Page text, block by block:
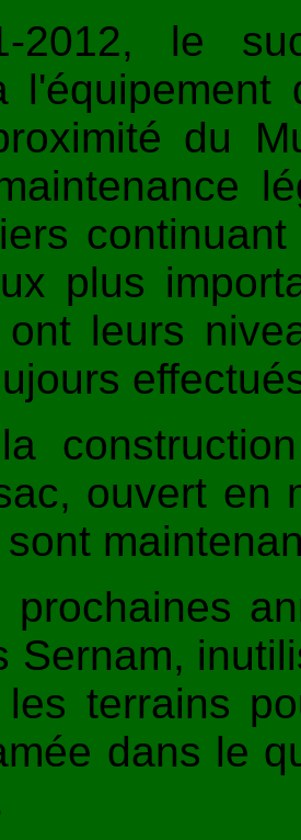
2012, le
du
plus
ont leurs
ouvert en
prochaines
Sernam,
les terrains
dans le